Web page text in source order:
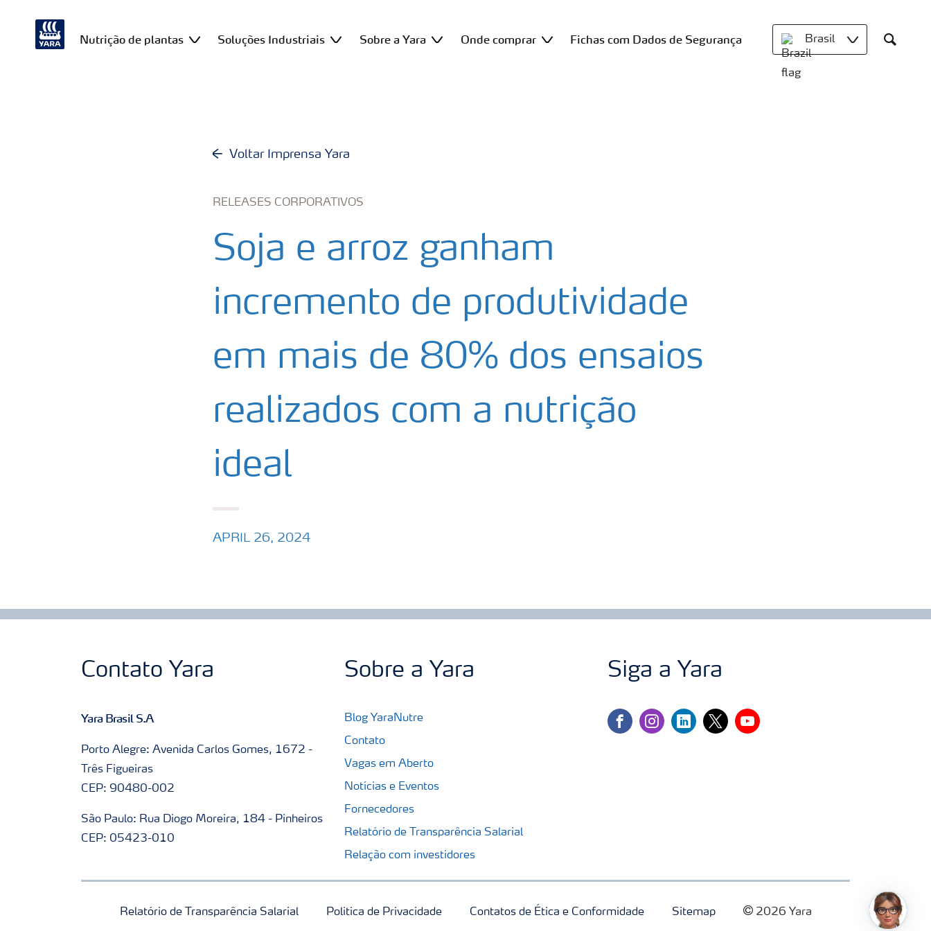
Nutrição de plantas Soluções Industriais Sobre a Yara Onde comprar Fichas com Dados de Segurança Brasil
Search
Voltar Imprensa Yara
RELEASES CORPORATIVOS
Soja e arroz ganham
incremento de produtividade
em mais de 80% dos ensaios
realizados com a nutrição
ideal
APRIL 26, 2024
Contato Yara
Yara Brasil S.A
Porto Alegre: Avenida Carlos Gomes, 1672 -
Três Figueiras
CEP: 90480-002
São Paulo: Rua Diogo Moreira, 184 - Pinheiros
CEP: 05423-010
Sobre a Yara
Blog YaraNutre
Contato
Vagas em Aberto
Notícias e Eventos
Fornecedores
Relatório de Transparência Salarial
Relação com investidores
Siga a Yara
facebookinstagramlinkedintwitteryoutube
Relatório de Transparência Salarial Politica de Privacidade Contatos de Ética e Conformidade Sitemap 2026 Yara